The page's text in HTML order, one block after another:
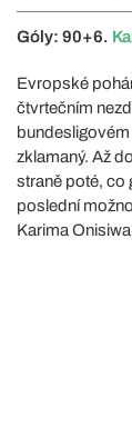
Góly: 90+6.
Evropské
čtvrtečním
zklamaný. Až
straně poté, co
poslední
Karima